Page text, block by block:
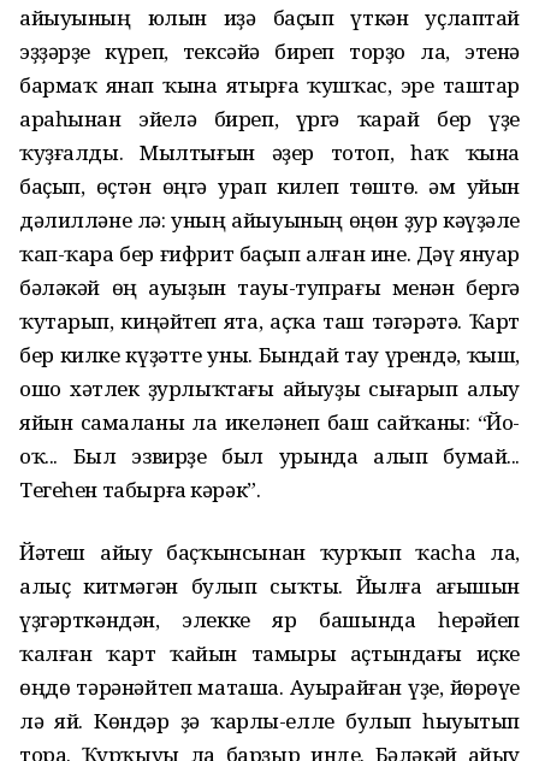
айыуының юлын иҙә баҫып үткән уҫлаптай
эҙҙәрҙе күреп, тексәйә биреп торҙо ла, этенә
бармаҡ янап ҡына ятырға ҡушҡас, эре таштар
араһынан эйелә биреп, үргә ҡарай бер үҙе
ҡуҙғалды. Мылтығын әҙер тотоп, һаҡ ҡына
баҫып, өҫтән өңгә урап килеп төштө. Һәм уйын
дәлилләне лә: уның айыуының өңөн ҙур кәүҙәле
ҡап-ҡара бер ғифрит баҫып алған ине. Дәү януар
бәләкәй өң ауыҙын тауы-тупрағы менән бергә
ҡутарып, киңәйтеп ята, аҫҡа таш тәгәрәтә. Ҡарт
бер килке күҙәтте уны. Бындай тау үрендә, ҡыш,
ошо хәтлек ҙурлыҡтағы айыуҙы сығарып алыу
яйын самаланы ла икеләнеп баш сайҡаны: “Йо-
оҡ... Был эзвирҙе был урында алып бумай...
Тегеһен табырға кәрәк”.
Йәтеш айыу баҫҡынсынан ҡурҡып ҡасһа ла,
алыҫ китмәгән булып сыҡты. Йылға ағышын
үҙгәрткәндән, элекке яр башында һерәйеп
ҡалған ҡарт ҡайын тамыры аҫтындағы иҫке
өңдө тәрәнәйтеп маташа. Ауырайған үҙе, йөрөүе
лә яй. Көндәр ҙә ҡарлы-елле булып һыуытып
тора. Ҡурҡыуы ла барҙыр инде. Бәләкәй айыу